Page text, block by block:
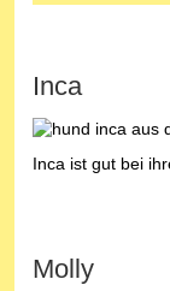
Inca
Inca ist gut bei
Molly